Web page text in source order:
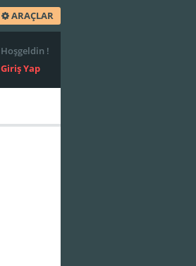
ARAÇLAR
Hoşgeldin !
Giriş Yap